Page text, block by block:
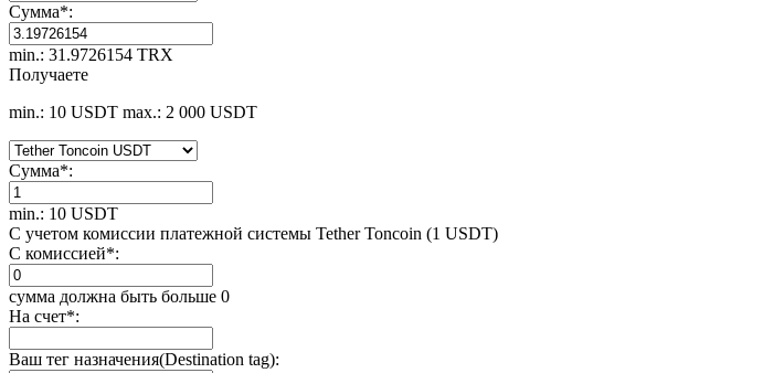
Сумма*:
min.: 31.9726154 TRX
Получаете
min.: 10 USDT max.: 2 000 USDT
Сумма*:
min.: 10 USDT
С учетом комиссии платежной системы Tether Toncoin (1 USDT)
С комиссией*:
сумма должна быть больше 0
На счет*:
Ваш тег назначения(Destination tag):